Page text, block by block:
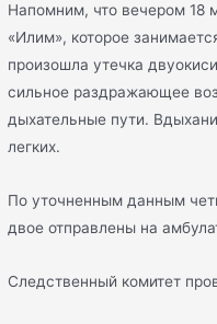
Напомним, что вечером 18
«Илим», которое
произошла утечка
сильное раздражающее
дыхательные пути.
легких.
По уточненным данным
двое отправлены на
Следственный комитет